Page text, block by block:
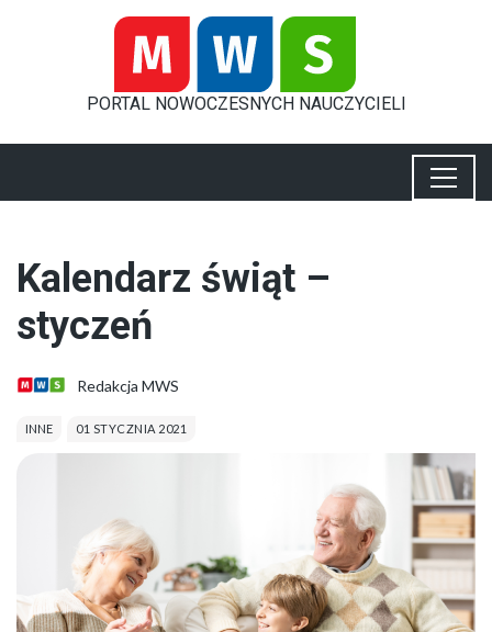
PORTAL NOWOCZESNYCH NAUCZYCIELI
Kalendarz świąt –
styczeń
Redakcja MWS
INNE 01 STYCZNIA 2021